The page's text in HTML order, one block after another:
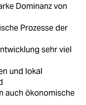
Dominanz von
Prozesse der
sehr viel
und lokal
auch ökonomische